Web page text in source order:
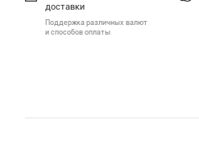
доставки
Поддержка различных валют
и способов оплаты